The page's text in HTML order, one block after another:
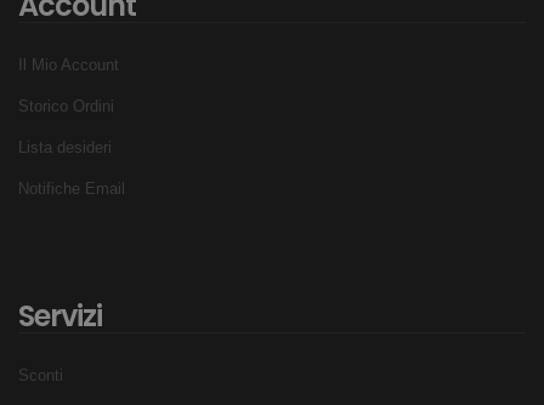
Il Mio Account
Storico Ordini
Lista desideri
Notifiche Email
Servizi
Sconti